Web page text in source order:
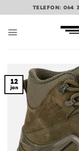
na
TELEFON: 064
12
jan